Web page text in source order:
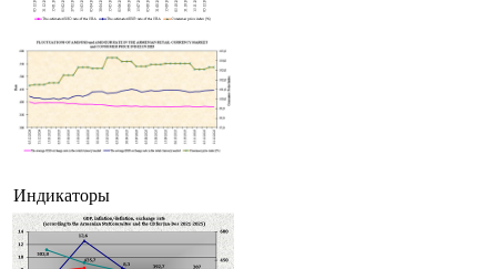
Индикаторы